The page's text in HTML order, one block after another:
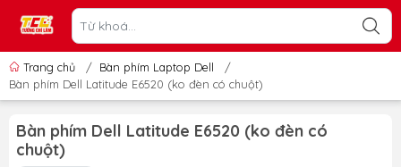
Trang chủ / Bàn phím Laptop Dell
/
Bàn phím Dell Latitude E6520 (ko đèn có chuột)
Bàn phím Dell Latitude E6520 (ko đèn có
chuột)